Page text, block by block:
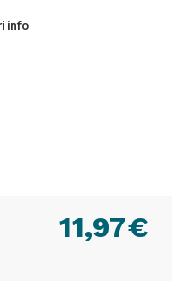
info
€
11,97